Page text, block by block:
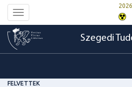
Toggle
navigation
Szegedi
FELVETTEK